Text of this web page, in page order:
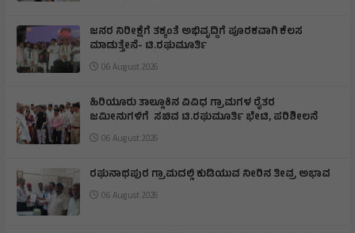
ಜನರ ನಿರೀಕ್ಷೆಗೆ ತಕ್ಕಂತೆ ಅಭಿವೃದ್ದಿಗೆ ಪೂರಕವಾಗಿ ಕೆಲಸ
ಮಾಡುತ್ತೇನೆ- ಟಿ.ರಘುಮೂರ್ತಿ
06 August 2026
ಹಿರಿಯೂರು ತಾಲ್ಲೂಕಿನ ವಿವಿಧ ಗ್ರಾಮಗಳ ರೈತರ
ಜಮೀನುಗಳಿಗೆ ಸಚಿವ ಟಿ.ರಘುಮೂರ್ತಿ ಭೇಟಿ, ಪರಿಶೀಲನೆ
06 August 2026
ರಘುನಾಥಪುರ ಗ್ರಾಮದಲ್ಲಿ ಕುಡಿಯುವ ನೀರಿನ ತೀವ್ರ ಅಭಾವ
06 August 2026